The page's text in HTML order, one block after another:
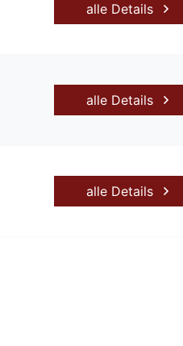
alle Details
alle Details
alle Details